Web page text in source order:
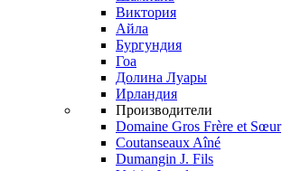
Виктория
Айла
Бургундия
Гоа
Долина Луары
Ирландия
Производители
Domaine Gros Frère et Sœur
Coutanseaux Aîné
Dumangin J. Fils